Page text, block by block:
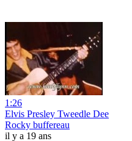
1:26
Elvis Presley Tweedle Dee
Rocky buffereau
il y a 19 ans